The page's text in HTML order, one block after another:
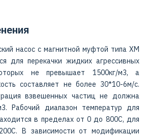
насос с магнитной муфтой типа ХМ
для перекачки жидких агрессивных
не превышает 1500кг/м3, а
составляет не более 30*10-6м/с.
взвешенных частиц не должна
Рабочий диапазон температур для
в пределах от 0 до 800С, для
В зависимости от модификации